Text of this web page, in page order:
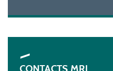
CONTACTS MRI